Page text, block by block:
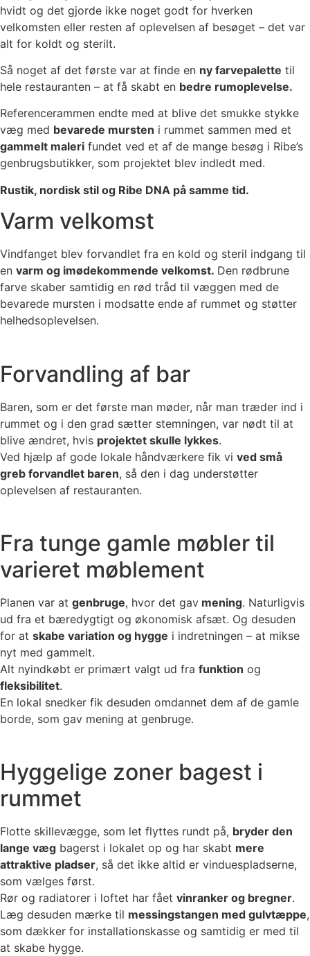
hvidt og det gjorde ikke noget godt for hverken
velkomsten eller resten af oplevelsen af besøget – det var
alt for koldt og sterilt.
Så noget af det første var at finde en ny farvepalette til
hele restauranten – at få skabt en bedre rumoplevelse.
Referencerammen endte med at blive det smukke stykke
væg med bevarede mursten i rummet sammen med et
gammelt maleri fundet ved et af de mange besøg i Ribe’s
genbrugsbutikker, som projektet blev indledt med.
Rustik, nordisk stil og Ribe DNA på samme tid.
Varm velkomst
Vindfanget blev forvandlet fra en kold og steril indgang til
en varm og imødekommende velkomst. Den rødbrune
farve skaber samtidig en rød tråd til væggen med de
bevarede mursten i modsatte ende af rummet og støtter
helhedsoplevelsen.
Forvandling af bar
Baren, som er det første man møder, når man træder ind i
rummet og i den grad sætter stemningen, var nødt til at
blive ændret, hvis projektet skulle lykkes.
Ved hjælp af gode lokale håndværkere fik vi ved små
greb forvandlet baren, så den i dag understøtter
oplevelsen af restauranten.
Fra tunge gamle møbler til
varieret møblement
Planen var at genbruge, hvor det gav mening. Naturligvis
ud fra et bæredygtigt og økonomisk afsæt. Og desuden
for at skabe variation og hygge i indretningen – at mikse
nyt med gammelt.
Alt nyindkøbt er primært valgt ud fra funktion og
fleksibilitet.
En lokal snedker fik desuden omdannet dem af de gamle
borde, som gav mening at genbruge.
Hyggelige zoner bagest i
rummet
Flotte skillevægge, som let flyttes rundt på, bryder den
lange væg bagerst i lokalet op og har skabt mere
attraktive pladser, så det ikke altid er vinduespladserne,
som vælges først.
Rør og radiatorer i loftet har fået vinranker og bregner.
Læg desuden mærke til messingstangen med gulvtæppe,
som dækker for installationskasse og samtidig er med til
at skabe hygge.